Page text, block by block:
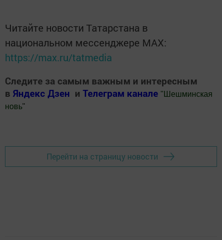
Читайте новости Татарстана в
национальном мессенджере MАХ:
https://max.ru/tatmedia
Следите за самым важным и интересным
в Яндекс Дзен и Телеграм канале " Шешминская
новь"
Перейти на страницу новости